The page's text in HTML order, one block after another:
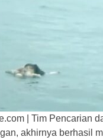
| Tim Pencarian
akhirnya berhasil